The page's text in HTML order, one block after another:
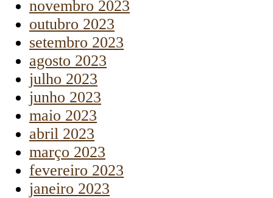
novembro 2023
outubro 2023
setembro 2023
agosto 2023
julho 2023
junho 2023
maio 2023
abril 2023
março 2023
fevereiro 2023
janeiro 2023